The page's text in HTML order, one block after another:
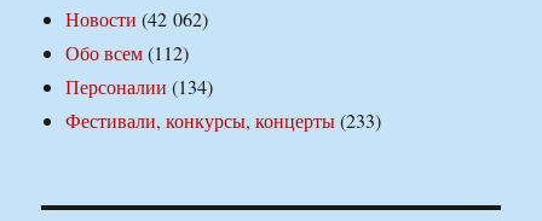
Новости (42 062)
Обо всем(112)
Персоналии (134)
Фестивали, конкурсы, концерты(233)